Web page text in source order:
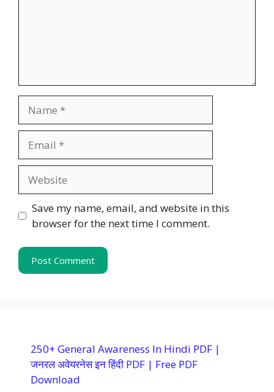
Save my name, email, and website in this
browser for the next time I comment.
250+ General Awareness In Hindi PDF |
जनरल अवेयरनेस इन हिंदी PDF | Free PDF
Download